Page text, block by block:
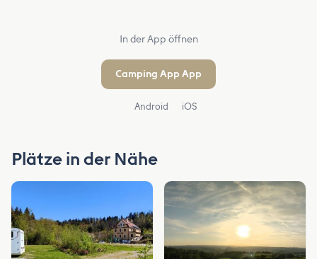
In der App öffnen
Camping App App
Android iOS
Plätze in der Nähe